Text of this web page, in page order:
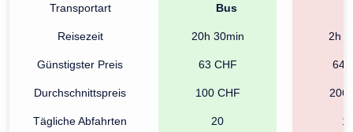
Transportart
Reisezeit
Günstigster Preis
Durchschnittspreis
Tägliche Abfahrten
Bus
20h 30min
63 CHF
100 CHF
20
2h
64
206